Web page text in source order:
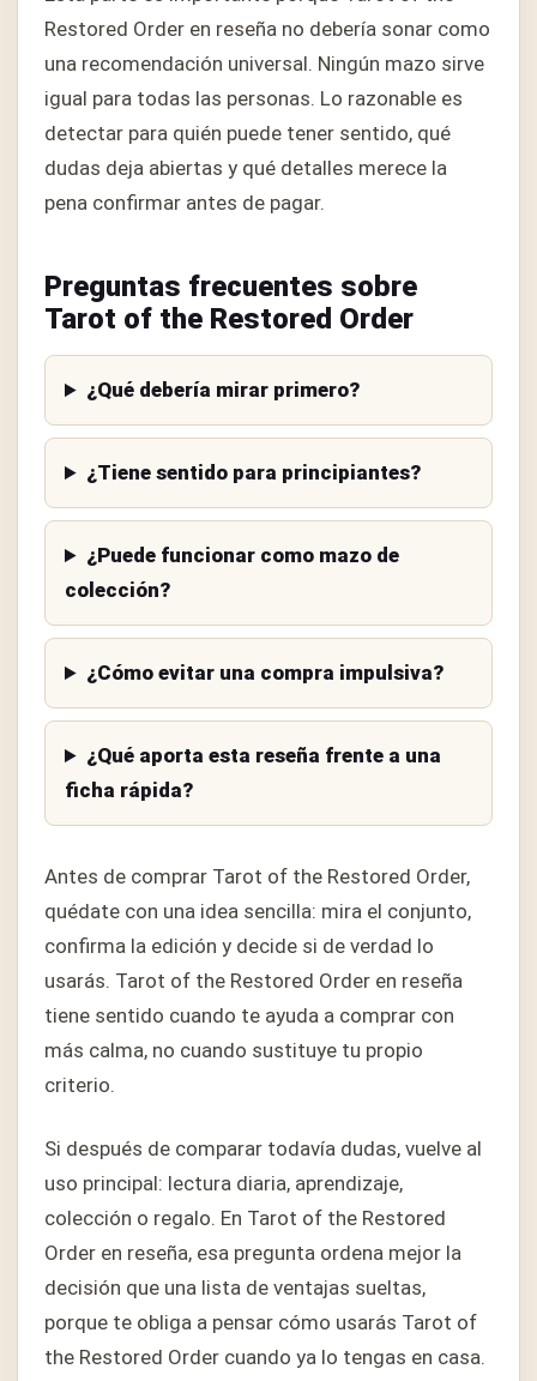
Restored Order en reseña no debería sonar como
una recomendación universal. Ningún mazo sirve
igual para todas las personas. Lo razonable es
detectar para quién puede tener sentido, qué
dudas deja abiertas y qué detalles merece la
pena confirmar antes de pagar.
Preguntas frecuentes sobre
Tarot of the Restored Order
¿Qué debería mirar primero?
¿Tiene sentido para principiantes?
¿Puede funcionar como mazo de
colección?
¿Cómo evitar una compra impulsiva?
¿Qué aporta esta reseña frente a una
ficha rápida?
Antes de comprar Tarot of the Restored Order,
quédate con una idea sencilla: mira el conjunto,
confirma la edición y decide si de verdad lo
usarás. Tarot of the Restored Order en reseña
tiene sentido cuando te ayuda a comprar con
más calma, no cuando sustituye tu propio
criterio.
Si después de comparar todavía dudas, vuelve al
uso principal: lectura diaria, aprendizaje,
colección o regalo. En Tarot of the Restored
Order en reseña, esa pregunta ordena mejor la
decisión que una lista de ventajas sueltas,
porque te obliga a pensar cómo usarás Tarot of
the Restored Order cuando ya lo tengas en casa.